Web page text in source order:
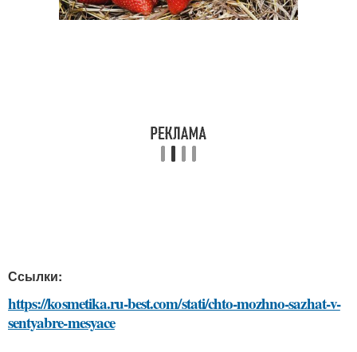
Ссылки:
https://kosmetika.ru-best.com/stati/chto-mozhno-sazhat-v-
sentyabre-mesyace